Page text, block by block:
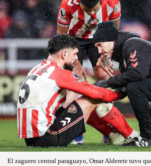
El zaguero central paraguayo, Omar Alderete tuvo